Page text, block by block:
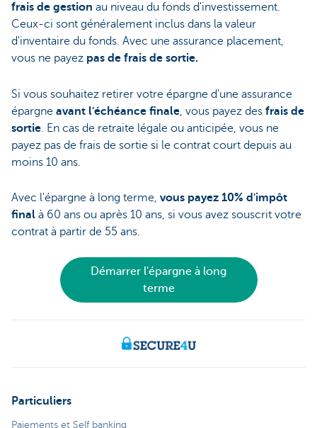
frais de gestion au niveau du fonds d'investissement.
Ceux-ci sont généralement inclus dans la valeur
d'inventaire du fonds. Avec une assurance placement,
vous ne payez pas de frais de sortie.
Si vous souhaitez retirer votre épargne d'une assurance
épargne avant l'échéance finale , vous payez des frais de
sortie . En cas de retraite légale ou anticipée, vous ne
payez pas de frais de sortie si le contrat court depuis au
moins 10 ans.
Avec l'épargne à long terme, vous payez 10% d'impôt
final à 60 ans ou après 10 ans, si vous avez souscrit votre
contrat à partir de 55 ans.
Démarrer l'épargne à long
terme
Particuliers
Paiements et Self banking